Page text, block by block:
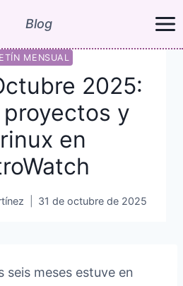
Blog
MENSUAL
2025:
proyectos y
en
31 de octubre de 2025
seis meses estuve en